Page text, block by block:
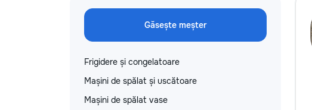
Găsește meșter
Frigidere și congelatoare
Mașini de spălat și uscătoare
Mașini de spălat vase